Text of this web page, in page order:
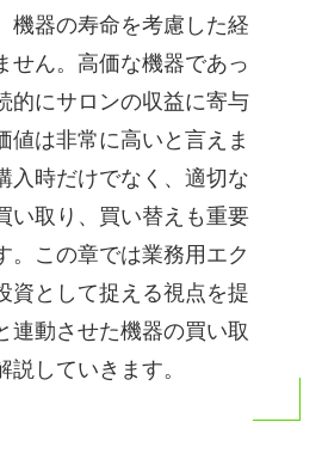
機器の寿命を考慮した経
せん。高価な機器であっ
的にサロンの収益に寄与
値は非常に高いと言えま
入時だけでなく、適切な
い取り、買い替えも重要
。この章では業務用エク
資として捉える視点を提
連動させた機器の買い取
説していきます。